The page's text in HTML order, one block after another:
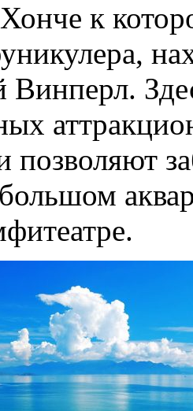
к
Винперл.
позволяют